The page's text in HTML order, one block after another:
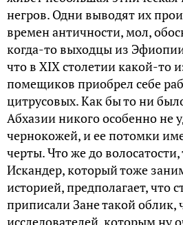
негров. Одни выводят их
времен античности, мол,
когда-то выходцы из
что в XIX столетии какой-то
помещиков приобрел себе
цитрусовых. Как бы то ни
Абхазии никого особенно не
чернокожей, и ее потомки
черты. Что же до
Искандер, который тоже
историей, предполагает, что
приписали Зане такой облик,
исследователей, которым ну